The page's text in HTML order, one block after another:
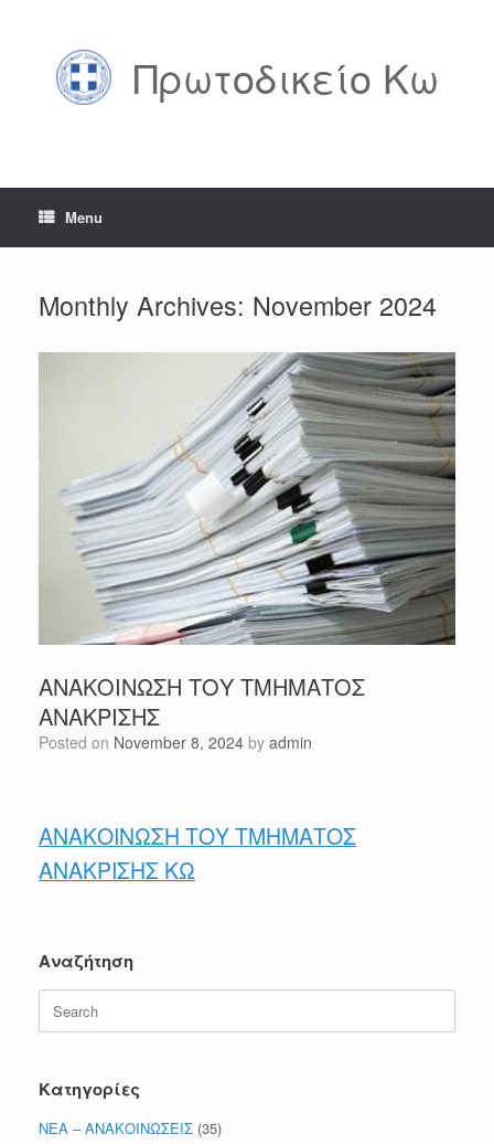
Πρωτοδικείο Κω
Menu
Monthly Archives: November 2024
ΑΝΑΚΟΙΝΩΣΗ ΤΟΥ ΤΜΗΜΑΤΟΣ
ΑΝΑΚΡΙΣΗΣ
Posted on November 8, 2024 by admin
ΑΝΑΚΟΙΝΩΣΗ ΤΟΥ ΤΜΗΜΑΤΟΣ
ΑΝΑΚΡΙΣΗΣ ΚΩ
Αναζήτηση
Search
for:
Κατηγορίες
ΝΕΑ – ΑΝΑΚΟΙΝΩΣΕΙΣ (35)